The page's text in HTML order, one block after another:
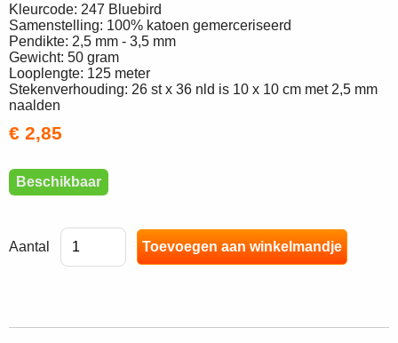
Kleurcode: 247 Bluebird
Samenstelling: 100% katoen gemerceriseerd
Pendikte: 2,5 mm - 3,5 mm
Gewicht: 50 gram
Looplengte: 125 meter
Stekenverhouding: 26 st x 36 nld is 10 x 10 cm met 2,5 mm
naalden
€ 2,85
Beschikbaar
Aantal